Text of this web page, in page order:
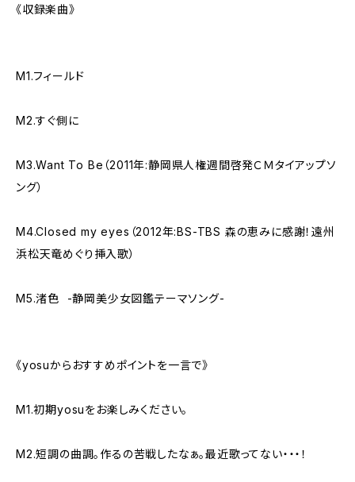
《収録楽曲》
M1.フィールド
M2.すぐ側に
M3.Want To Be（2011年:静岡県人権週間啓発ＣＭタイアップソ
ング）
M4.Closed my eyes（2012年:BS-TBS 森の恵みに感謝！遠州
浜松天竜めぐり挿入歌）
M5.渚色 -静岡美少女図鑑テーマソング-
《yosuからおすすめポイントを一言で》
M1.初期yosuをお楽しみください。
M2.短調の曲調。作るの苦戦したなぁ。最近歌ってない・・・！